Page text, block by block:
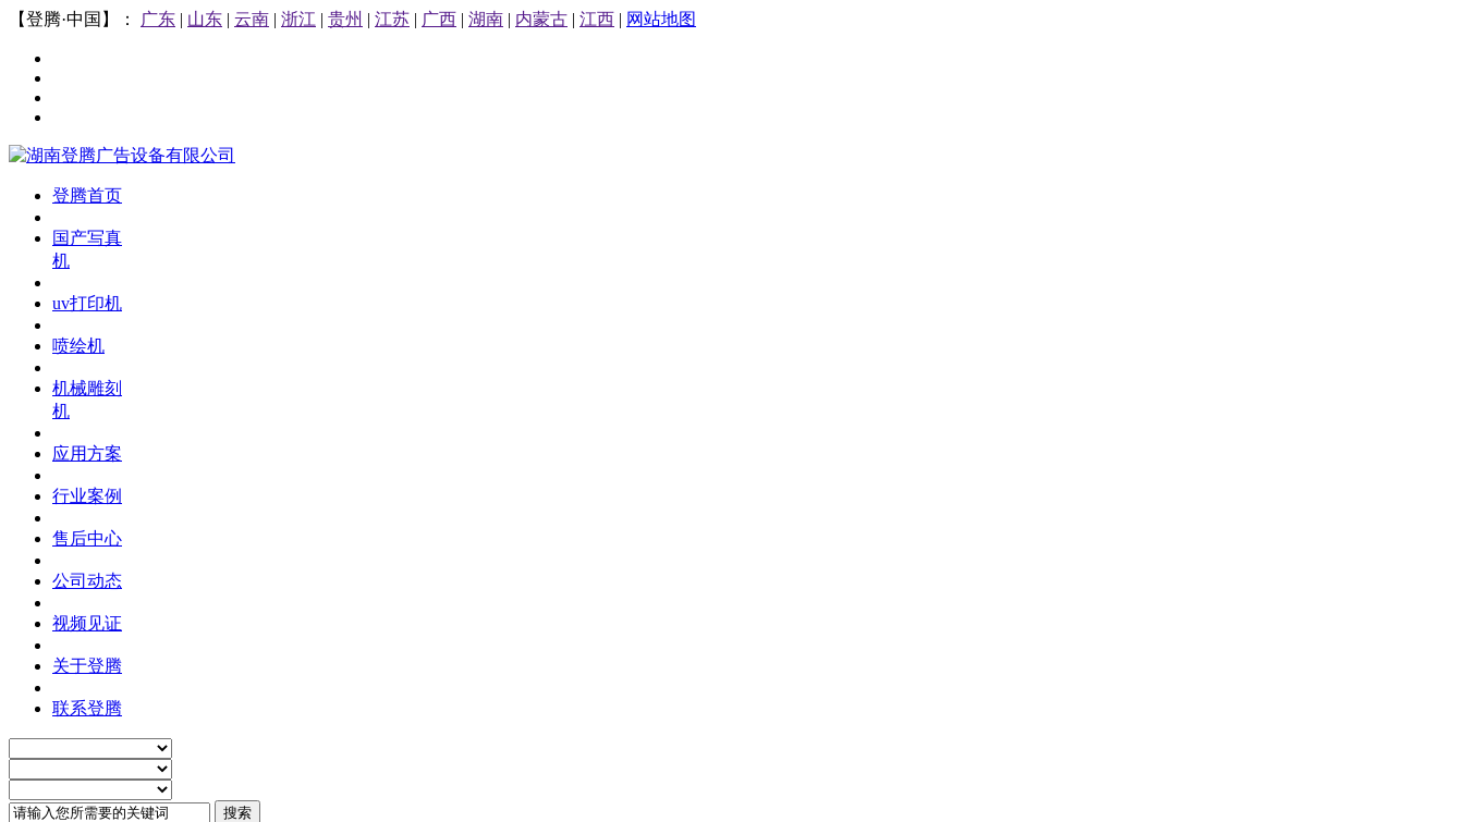
【登腾·中国】： 广东 | 山东 | 云南 | 浙江 | 贵州 | 江苏 | 广西 | 湖南 | 内蒙古 | 江西 | 网站地图
登腾首页
国产写真
机
uv打印机
喷绘机
机械雕刻
机
应用方案
行业案例
售后中心
公司动态
视频见证
关于登腾
联系登腾